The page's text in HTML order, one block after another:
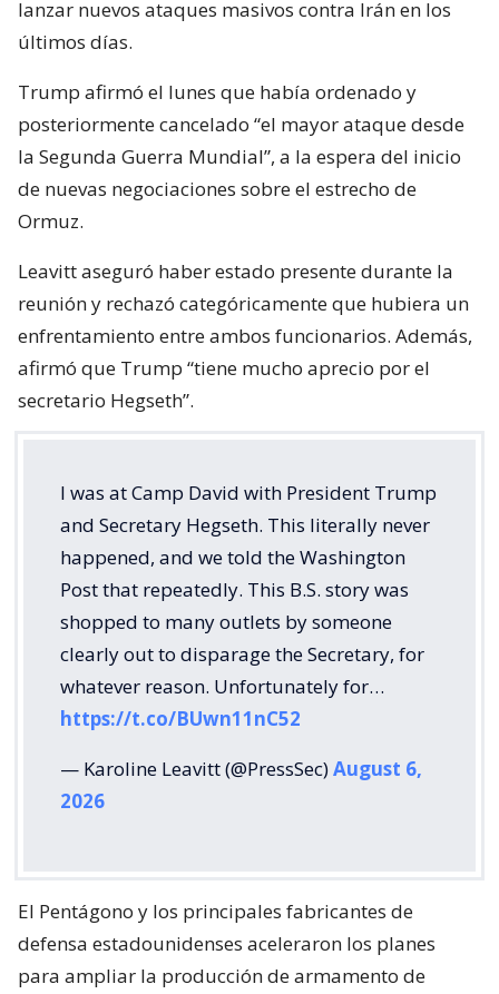
lanzar nuevos ataques masivos contra Irán en los
últimos días.
Trump afirmó el lunes que había ordenado y
posteriormente cancelado “el mayor ataque desde
la Segunda Guerra Mundial”, a la espera del inicio
de nuevas negociaciones sobre el estrecho de
Ormuz.
Leavitt aseguró haber estado presente durante la
reunión y rechazó categóricamente que hubiera un
enfrentamiento entre ambos funcionarios. Además,
afirmó que Trump “tiene mucho aprecio por el
secretario Hegseth”.
I was at Camp David with President Trump
and Secretary Hegseth. This literally never
happened, and we told the Washington
Post that repeatedly. This B.S. story was
shopped to many outlets by someone
clearly out to disparage the Secretary, for
whatever reason. Unfortunately for…
https://t.co/BUwn11nC52
— Karoline Leavitt (@PressSec)August 6,
2026
El Pentágono y los principales fabricantes de
defensa estadounidenses aceleraron los planes
para ampliar la producción de armamento de